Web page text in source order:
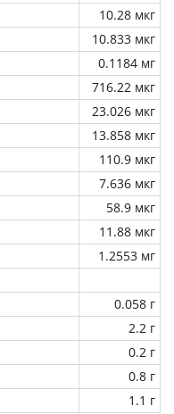
10.28 мкг
10.833 мкг
0.1184 мг
716.22 мкг
23.026 мкг
13.858 мкг
110.9 мкг
7.636 мкг
58.9 мкг
11.88 мкг
1.2553 мг
0.058 г
2.2 г
0.2 г
0.8 г
1.1 г